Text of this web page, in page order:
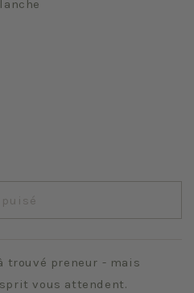
trouvé preneur - mais
vous attendent.